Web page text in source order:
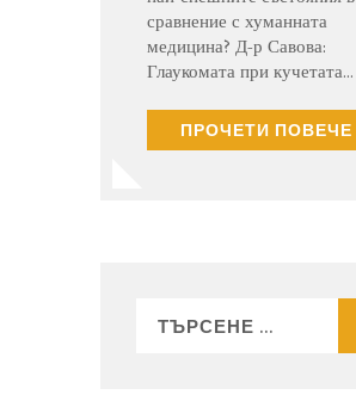
сравнение с хуманната
медицина? Д-р Савова:
Глаукомата при кучетата…
ПРОЧЕТИ ПОВЕЧЕ